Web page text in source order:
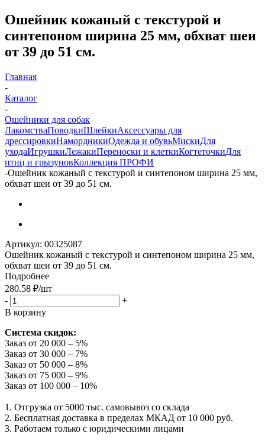
Ошейник кожаный с текстурой и
синтепоном ширина 25 мм, обхват шеи
от 39 до 51 см.
Главная
-
Каталог
-
Ошейники для собак
ЛакомстваПоводкиШлейкиАксессуары для
дрессировкиНамордникиОдежда и обувьМискиДля
уходаИгрушкиЛежакиПереноски и клеткиКогтеточкиДля
птиц и грызуновКоллекция ПРОФИ
-Ошейник кожаный с текстурой и синтепоном ширина 25 мм,
обхват шеи от 39 до 51 см.
Артикул: 00325087
Ошейник кожаный с текстурой и синтепоном ширина 25 мм,
обхват шеи от 39 до 51 см.
Подробнее
280.58 ₽/шт
-
+
В корзину
Система скидок:
Заказ от 20 000 – 5%
Заказ от 30 000 – 7%
Заказ от 50 000 – 8%
Заказ от 75 000 – 9%
Заказ от 100 000 – 10%
1. Отгрузка от 5000 тыс. самовывоз со склада
2. Бесплатная доставка в пределах МКАД от 10 000 руб.
3. Работаем только с юридическими лицами